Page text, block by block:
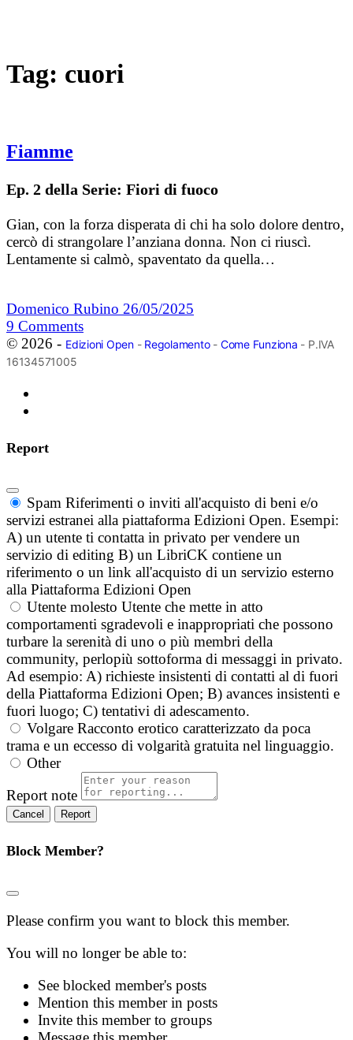
Tag: cuori
Fiamme
Ep. 2 della Serie: Fiori di fuoco
Gian, con la forza disperata di chi ha solo dolore dentro,
cercò di strangolare l’anziana donna. Non ci riuscì.
Lentamente si calmò, spaventato da quella…
Domenico Rubino 26/05/2025
9 Comments
© 2026 - Edizioni Open- Regolamento- Come Funziona - P.IVA
16134571005
Report
Spam Riferimenti o inviti all'acquisto di beni e/o
servizi estranei alla piattaforma Edizioni Open. Esempi:
A) un utente ti contatta in privato per vendere un
servizio di editing B) un LibriCK contiene un
riferimento o un link all'acquisto di un servizio esterno
alla Piattaforma Edizioni Open
Utente molesto Utente che mette in atto
comportamenti sgradevoli e inappropriati che possono
turbare la serenità di uno o più membri della
community, perlopiù sottoforma di messaggi in privato.
Ad esempio: A) richieste insistenti di contatti al di fuori
della Piattaforma Edizioni Open; B) avances insistenti e
fuori luogo; C) tentativi di adescamento.
Volgare Racconto erotico caratterizzato da poca
trama e un eccesso di volgarità gratuita nel linguaggio.
Other
Report note
Report
Block Member?
Please confirm you want to block this member.
You will no longer be able to:
See blocked member's posts
Mention this member in posts
Invite this member to groups